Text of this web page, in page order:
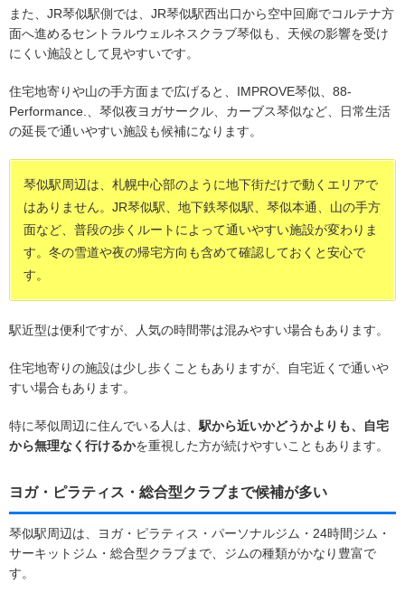
また、JR琴似駅側では、JR琴似駅西出口から空中回廊でコルテナ方
面へ進めるセントラルウェルネスクラブ琴似も、天候の影響を受け
にくい施設として見やすいです。
住宅地寄りや山の手方面まで広げると、IMPROVE琴似、88-
Performance.、琴似夜ヨガサークル、カーブス琴似など、日常生活
の延長で通いやすい施設も候補になります。
琴似駅周辺は、札幌中心部のように地下街だけで動くエリアで
はありません。JR琴似駅、地下鉄琴似駅、琴似本通、山の手方
面など、普段の歩くルートによって通いやすい施設が変わりま
す。冬の雪道や夜の帰宅方向も含めて確認しておくと安心で
す。
駅近型は便利ですが、人気の時間帯は混みやすい場合もあります。
住宅地寄りの施設は少し歩くこともありますが、自宅近くで通いや
すい場合もあります。
特に琴似周辺に住んでいる人は、 駅から近いかどうかよりも、自宅
から無理なく行けるかを重視した方が続けやすいこともあります。
ヨガ・ピラティス・総合型クラブまで候補が多い
琴似駅周辺は、ヨガ・ピラティス・パーソナルジム・24時間ジム・
サーキットジム・総合型クラブまで、ジムの種類がかなり豊富で
す。